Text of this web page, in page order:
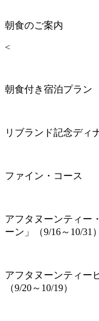
朝食のご案内
<
朝食付き宿泊プラン
リブランド記念ディ
ファイン・コース
アフタヌーンティー
ーン」（9/16～10/31）
アフタヌーンティー
（9/20～10/19）